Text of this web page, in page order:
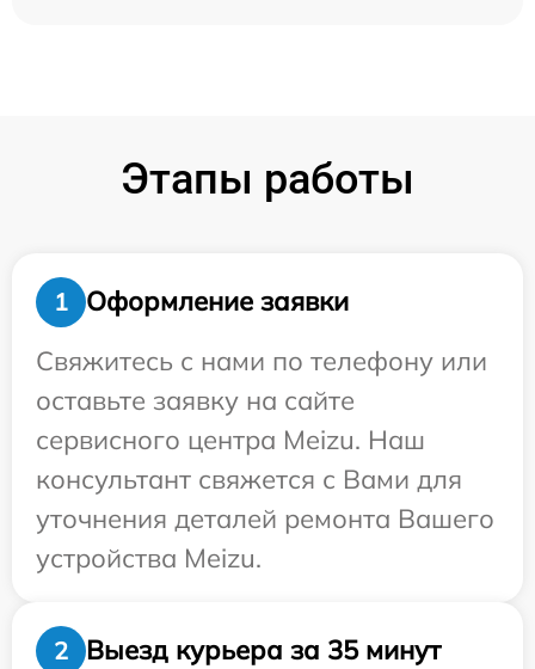
Этапы работы
1
Оформление заявки
Свяжитесь с нами по телефону или
оставьте заявку на сайте
сервисного центра Meizu. Наш
консультант свяжется с Вами для
уточнения деталей ремонта Вашего
устройства Meizu.
2
Выезд курьера за 35 минут